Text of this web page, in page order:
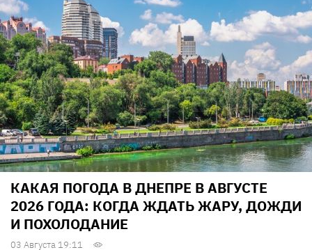
КАКАЯ ПОГОДА В ДНЕПРЕ В АВГУСТЕ
2026 ГОДА: КОГДА ЖДАТЬ ЖАРУ, ДОЖДИ
И ПОХОЛОДАНИЕ
03 Августа 19:11